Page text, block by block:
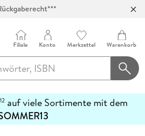
Filiale Konto Merkzettel Warenkorb
12auf viele Sortimente mit dem